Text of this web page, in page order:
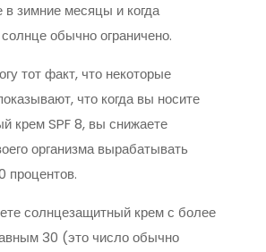
зимние месяцы и когда
обычно ограничено.
тот факт, что некоторые
что когда вы носите
крем SPF 8, вы снижаете
организма вырабатывать
процентов.
солнцезащитный крем с более
30 (это число обычно